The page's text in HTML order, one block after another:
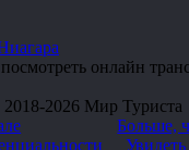
онлайн
2026 Мир Туриста
Больше,